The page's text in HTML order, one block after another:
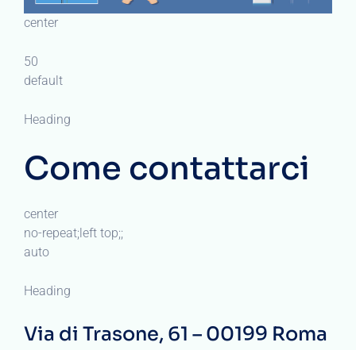
center
50
default
Heading
Come contattarci
center
no-repeat;left top;;
auto
Heading
Via di Trasone, 61 – 00199 Roma